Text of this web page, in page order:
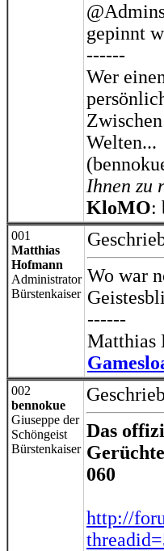
gepinnt
------
Wer
Welten...
Ihnen zu
KloMO:
001
Matthias
Hofmann
Administrator
Bürstenkaiser
Wo war
------
Matthias
002
bennokue
Giuseppe der
Schöngeist
Bürstenkaiser
Das
060
http://